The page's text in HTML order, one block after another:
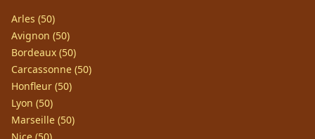
Arles (50)
Avignon (50)
Bordeaux (50)
Carcassonne (50)
Honfleur (50)
Lyon (50)
Marseille (50)